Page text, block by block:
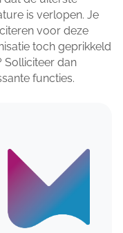
is verlopen. Je
voor deze
toch geprikkeld
Solliciteer dan
functies.